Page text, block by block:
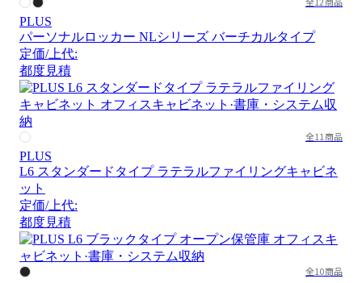
PLUS
パーソナルロッカー NLシリーズ バーチカルタイプ
定価/上代:
都度見積
全11商品
PLUS
L6 スタンダードタイプ ラテラルファイリングキャビネ
ット
定価/上代:
都度見積
全10商品